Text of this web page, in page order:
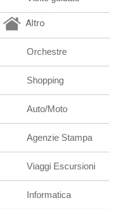
Altro
Orchestre
Shopping
Auto/Moto
Agenzie Stampa
Viaggi Escursioni
Informatica